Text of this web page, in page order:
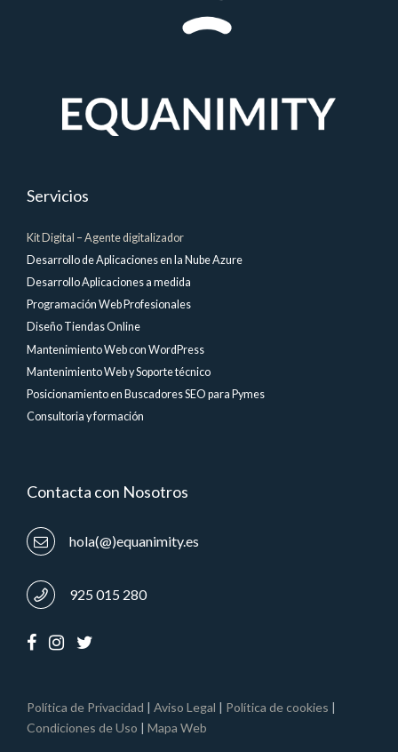
Servicios
Kit Digital – Agente digitalizador
Desarrollo de Aplicaciones en la Nube Azure
Desarrollo Aplicaciones a medida
Programación Web Profesionales
Diseño Tiendas Online
Mantenimiento Web con WordPress
Mantenimiento Web y Soporte técnico
Posicionamiento en Buscadores SEO para Pymes
Consultoria y formación
Contacta con Nosotros
hola(@)equanimity.es
925 015 280
Política de Privacidad | Aviso Legal | Política de cookies |
Condiciones de Uso | Mapa Web